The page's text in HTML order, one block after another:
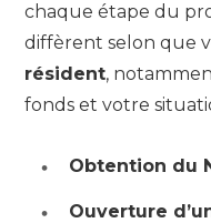
chaque étape du
diffèrent selon que
résident,
fonds et votre
Obtention du
Ouverture